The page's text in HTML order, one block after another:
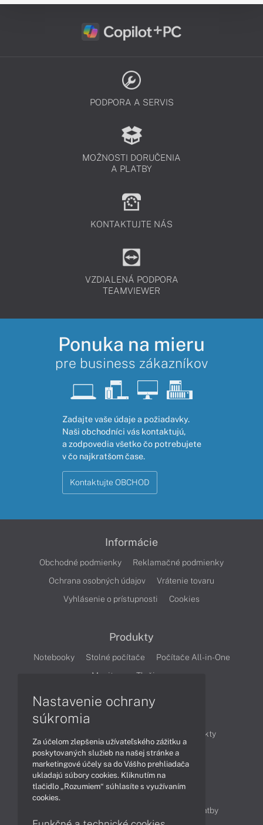
PODPORA A SERVIS
MOŽNOSTI DORUČENIA
A PLATBY
KONTAKTUJTE NÁS
VZDIALENÁ PODPORA
TEAMVIEWER
Ponuka na mieru
pre business zákazníkov
Zadajte vaše údaje a požiadavky.
Naši obchodníci vás kontaktujú,
a zodpovedia všetko čo potrebujete
v čo najkratšom čase.
Kontaktujte OBCHOD
Informácie
Obchodné podmienky
Reklamačné podmienky
Ochrana osobných údajov
Vrátenie tovaru
Vyhlásenie o prístupnosti
Cookies
Produkty
Notebooky Stolné počítače
Počítače All-in-One
Monitory
Tlačiarne
Produkty
Technológie
Videá
Obsah
Možnosti doručenia a platby
Nastavenie ochrany
súkromia
Za účelom zlepšenia užívateľského zážitku a
poskytovaných služieb na našej stránke a
marketingové účely sa do Vášho prehliadača
ukladajú súbory cookies. Kliknutím na
tlačidlo „Rozumiem“ súhlasíte s využívaním
cookies.